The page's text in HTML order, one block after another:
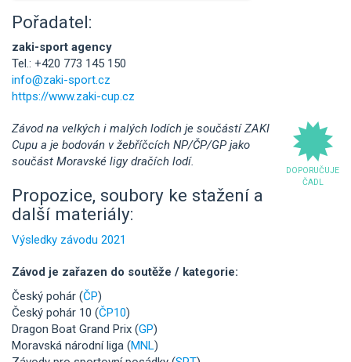
Pořadatel:
zaki-sport agency
Tel.: +420 773 145 150
info@zaki-sport.cz
https://www.zaki-cup.cz
DOPORUČUJE
ČADL
Závod na velkých i malých lodích je součástí ZAKI
Cupu a je bodován v žebříčcích NP/ČP/GP jako
součást Moravské ligy dračích lodí.
Propozice, soubory ke stažení a
další materiály:
Výsledky závodu 2021
Závod je zařazen do soutěže / kategorie:
Český pohár (ČP)
Český pohár 10 (ČP10)
Dragon Boat Grand Prix (GP)
Moravská národní liga (MNL)